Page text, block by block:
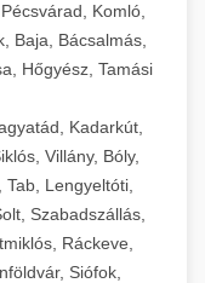
Komló,
Baja, Bácsalmás,
Hőgyész, Tamási
Kadarkút,
Villány, Bóly,
Lengyeltóti,
Szabadszállás,
Ráckeve,
Siófok,